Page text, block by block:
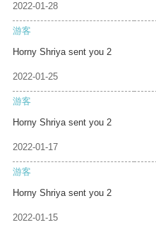
2022-01-28
游客
Horny Shriya sent you 2
2022-01-25
游客
Horny Shriya sent you 2
2022-01-17
游客
Horny Shriya sent you 2
2022-01-15